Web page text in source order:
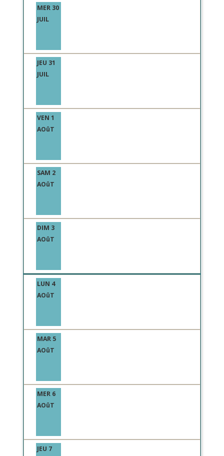
MER 30
JUIL
JEU 31
JUIL
VEN 1
AOûT
SAM 2
AOûT
DIM 3
AOûT
LUN 4
AOûT
MAR 5
AOûT
MER 6
AOûT
JEU 7